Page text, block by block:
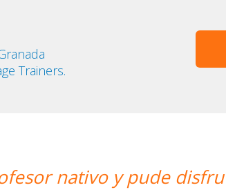
Trainers.
clases de Swahili.””